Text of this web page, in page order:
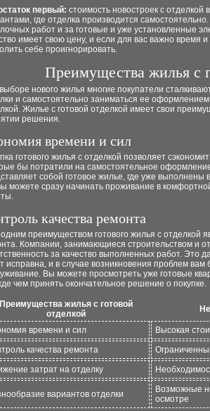
первый: стоимость новостроек с
где отделка производится
работ и за готовые и уже установленные
имеет свою цену, и если для вас важно время
себе проигнорировать.
Преимущества жилья с
нового жилья многие покупатели
и самостоятельно заниматься ее
Жилье с готовой отделкой имеет свои
решения.
времени и сил
готового жилья с отделкой позволяет
бы потратили на самостоятельное
собой готовое жилье, где уже выполнены
можете сразу начинать проживание в
качества ремонта
преимуществом готового жилья с отделкой
Компании, занимающиеся строительством и
за качество выполненных работ. Это
исправна, и в случае возникновения проблем вам
Вы можете просмотреть уже готовые
чем принять окончательное решение о покупке.
Преимущества жилья с готовой
отделкой
времени и сил
Высокая
качества ремонта
затрат на отделку
вариантов отделки
Возможные
осмотре